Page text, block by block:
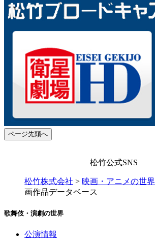
ページ先頭へ
松竹公式SNS
松竹株式会社 > 映画・アニメの世界
画作品データベース
歌舞伎・演劇の世界
公演情報